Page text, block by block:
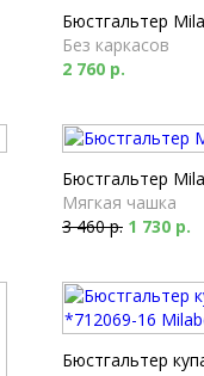
Бюстгальтер
Без каркасов
2 760 р.
Бюстгальтер
Мягкая чашка
3 460 р. 1 730 р.
Бюстгальтер